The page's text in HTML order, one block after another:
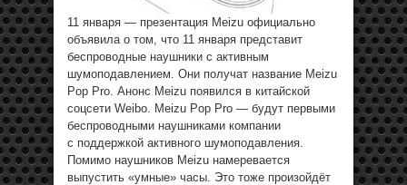
11 января — презентация Meizu официально
объявила о том, что 11 января представит
беспроводные наушники с активным
шумоподавлением. Они получат название Meizu
Pop Pro. Анонс Meizu появился в китайской
соцсети Weibo. Meizu Pop Pro — будут первыми
беспроводными наушниками компании
с поддержкой активного шумоподавления.
Помимо наушников Meizu намеревается
выпустить «умные» часы. Это тоже произойдёт